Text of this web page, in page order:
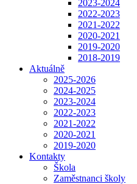
2023-2024
2022-2023
2021-2022
2020-2021
2019-2020
2018-2019
Aktuálně
2025-2026
2024-2025
2023-2024
2022-2023
2021-2022
2020-2021
2019-2020
Kontakty
Škola
Zaměstnanci školy